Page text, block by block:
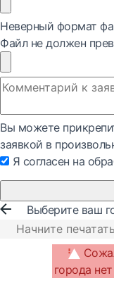
Неверный формат
Файл не должен
Вы можете
заявкой в
Я согласен на
Выберите ваш
города